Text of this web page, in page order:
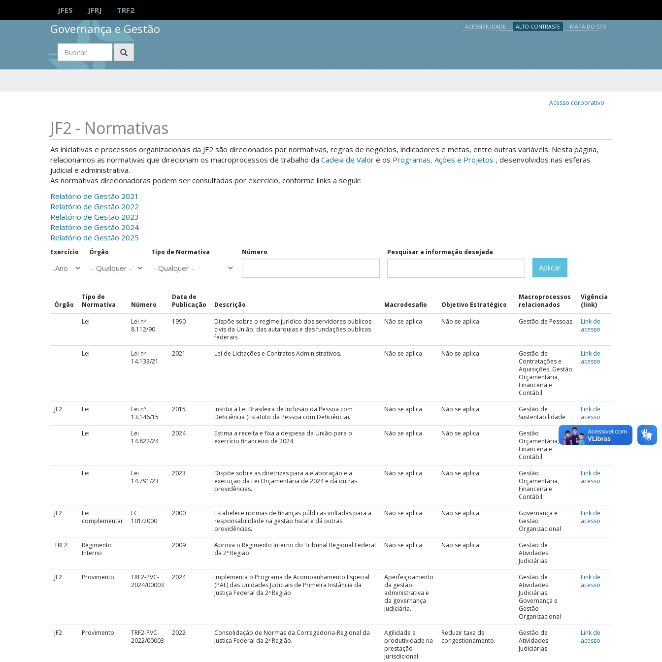
JFES JFRJ TRF2
ACESSIBILIDADE ALTO CONTRASTE MAPA DO SITE
Justiça
Federal
da
Região
Governança e Gestão
Buscar
Acesso corporativo
Conteúdo
principal
JF2 - Normativas
As iniciativas e processos organizacionais da JF2 são direcionados por normativas, regras de negócios, indicadores e metas, entre outras variáveis. Nesta página,
relacionamos as normativas que direcionam os macroprocessos de trabalho da Cadeia de Valor e os Programas, Ações e Projetos , desenvolvidos nas esferas
judicial e administrativa.
As normativas direcionadoras podem ser consultadas por exercício, conforme links a seguir:
Relatório de Gestão 2021
Relatório de Gestão 2022
Relatório de Gestão 2023
Relatório de Gestão 2024
Relatório de Gestão 2025
Exercício Órgão Tipo de Normativa Número Pesquisar a informação desejada
Aplicar
Órgão
Tipo de
Normativa
Número
Data de
Publicação
Descrição Macrodesafio Objetivo Estratégico
Macroprocessos
relacionados
Vigência
(link)
Lei
Lei nº
8.112/90
1990
Dispõe sobre o regime jurídico dos servidores públicos
civis da União, das autarquias e das fundações públicas
federais.
Não se aplica Não se aplica Gestão de Pessoas
Link de
acesso
Lei
Lei nº
14.133/21
2021 Lei de Licitações e Contratos Administrativos. Não se aplica Não se aplica
Gestão de
Contratações e
Aquisições, Gestão
Orçamentária,
Financeira e
Contábil
Link de
acesso
JF2 Lei
Lei nº
13.146/15
2015
Institui a Lei Brasileira de Inclusão da Pessoa com
Deficiência (Estatuto da Pessoa com Deficiência).
Não se aplica Não se aplica
Gestão de
Sustentabilidade
Link de
acesso
Lei
Lei
14.822/24
2024
Estima a receita e fixa a despesa da União para o
exercício financeiro de 2024.
Não se aplica Não se aplica
Gestão
Orçamentária,
Financeira e
Contábil
Link de
acesso
Lei
Lei
14.791/23
2023
Dispõe sobre as diretrizes para a elaboração e a
execução da Lei Orçamentária de 2024 e dá outras
providências.
Não se aplica Não se aplica
Gestão
Orçamentária,
Financeira e
Contábil
Link de
acesso
JF2
Lei
complementar
LC
101/2000
2000
Estabelece normas de finanças públicas voltadas para a
responsabilidade na gestão fiscal e dá outras
providências.
Não se aplica Não se aplica
Governança e
Gestão
Organizacional
Link de
acesso
TRF2
Regimento
Interno
2009
Aprova o Regimento Interno do Tribunal Regional Federal
da 2ª Região.
Não se aplica Não se aplica
Gestão de
Atividades
Judiciárias
JF2
Provimento
TRF2-PVC-
2024/00003
2024
Implementa o Programa de Acompanhamento Especial
(PAE) das Unidades Judiciais de Primeira Instância da
Justiça Federal da 2ª Região
Aperfeiçoamento
da gestão
administrativa e
da governança
judiciária.
Gestão de
Atividades
Judiciárias,
Governança e
Gestão
Organizacional
Link de
acesso
JF2 Provimento
TRF2-PVC-
2022/00003
2022
Consolidação de Normas da Corregedoria-Regional da
Justiça Federal da 2ª Região.
Agilidade e
produtividade na
prestação
jurisdicional.
Reduzir taxa de
congestionamento.
Gestão de
Atividades
Judiciárias
Link de
acesso